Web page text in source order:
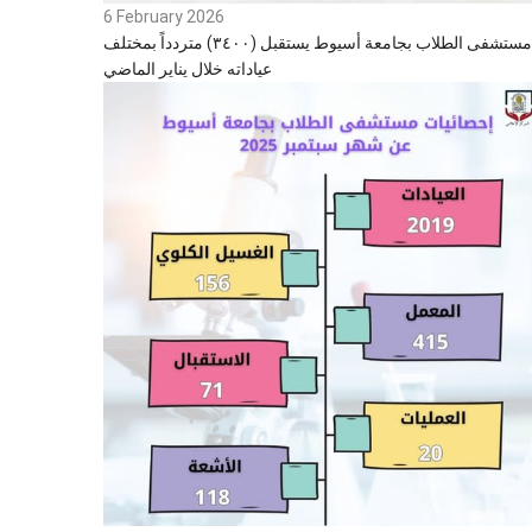
6 February 2026
مستشفى الطلاب بجامعة أسيوط يستقبل (٣٤٠٠) متردداً بمختلف
عياداته خلال يناير الماضي